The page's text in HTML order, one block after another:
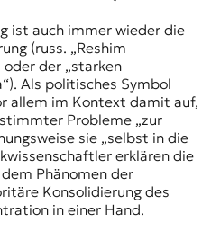
ist auch immer wieder die
(russ. „Reshim
der „starken
Als politisches Symbol
allem im Kontext damit auf,
Probleme „zur
sie „selbst in die
erklären die
Phänomen der
Konsolidierung des
in einer Hand.